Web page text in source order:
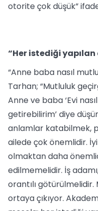
otorite çok düşük”
“Her istediği
“Anne baba nasıl
Tarhan; “Mutluluk
Anne ve baba ‘Evi
getirebilirim’ diye
anlamlar katabilmek,
ailede çok önemlidir.
olmaktan daha
edilmemelidir. İş
orantılı
ortaya çıkıyor.